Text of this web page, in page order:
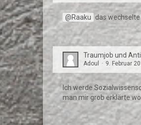
Raaku das wechselte
Traumjob und
Adoul 9. Februar
Ich werde
man mir grob erklärte